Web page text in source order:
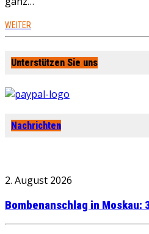
WEITER
Unterstützen Sie uns
Nachrichten
2. August 2026
Bombenanschlag in Moskau: